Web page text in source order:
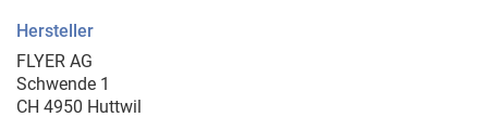
Hersteller
FLYER AG
Schwende 1
CH 4950 Huttwil